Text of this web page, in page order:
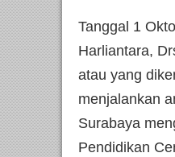
Tanggal 1
Harliantara,
atau yang
menjalankan
Surabaya
Pendidikan